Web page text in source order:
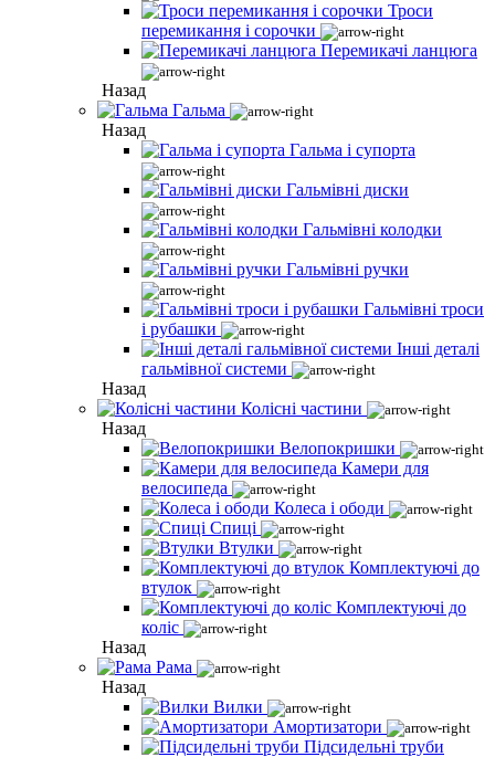
Троси
перемикання і сорочки
Перемикачі ланцюга
Назад
Гальма
Назад
Гальма і супорта
Гальмівні диски
Гальмівні колодки
Гальмівні ручки
Гальмівні троси
і рубашки
Інші деталі
гальмівної системи
Назад
Колісні частини
Назад
Велопокришки
Камери для
велосипеда
Колеса і ободи
Спиці
Втулки
Комплектуючі до
втулок
Комплектуючі до
коліс
Назад
Рама
Назад
Вилки
Амортизатори
Підсидельні труби